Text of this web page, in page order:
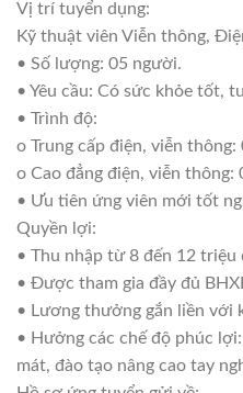
Vị trí tuyển dụng:
Kỹ thuật viên Viễn thông,
• Số lượng: 05 người.
• Yêu cầu: Có sức khỏe tốt,
• Trình độ:
o Trung cấp điện, viễn thông:
o Cao đẳng điện, viễn thông:
• Ưu tiên ứng viên mới tốt
Quyền lợi:
• Thu nhập từ 8 đến 12 triệu
• Được tham gia đầy đủ
• Lương thưởng gắn liền với
• Hưởng các chế độ phúc
mát, đào tạo nâng cao tay